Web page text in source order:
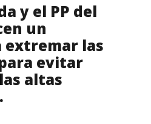
y el PP del
un
extremar las
evitar
altas